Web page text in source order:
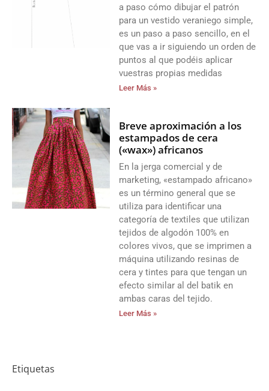
a paso cómo dibujar el patrón
para un vestido veraniego simple,
es un paso a paso sencillo, en el
que vas a ir siguiendo un orden de
puntos al que podéis aplicar
vuestras propias medidas
Leer Más »
Breve aproximación a los
estampados de cera
(«wax») africanos
En la jerga comercial y de
marketing, «estampado africano»
es un término general que se
utiliza para identificar una
categoría de textiles que utilizan
tejidos de algodón 100% en
colores vivos, que se imprimen a
máquina utilizando resinas de
cera y tintes para que tengan un
efecto similar al del batik en
ambas caras del tejido.
Leer Más »
Etiquetas